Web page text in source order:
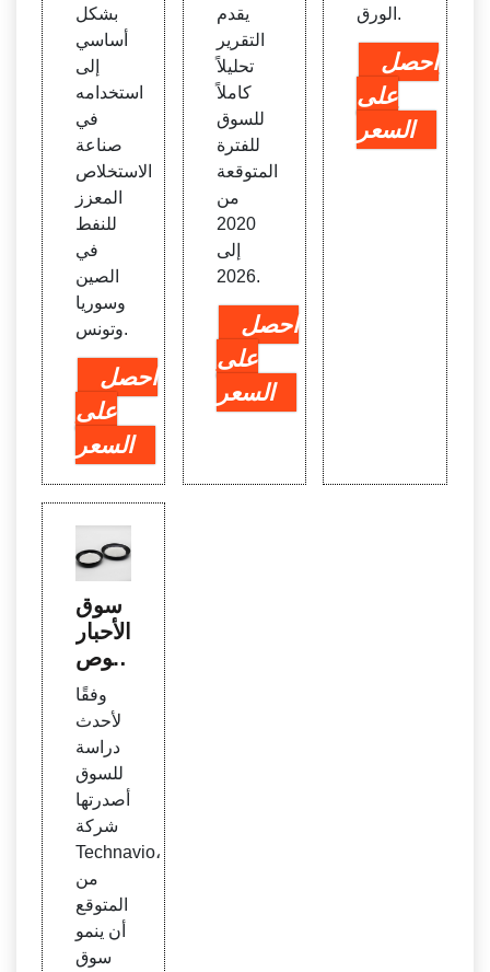
بشكل
أساسي
إلى
استخدامه
في
صناعة
الاستخلاص
المعزز
للنفط
في
الصين
وسوريا
وتونس.
احصل
على
السعر
يقدم
التقرير
تحليلاً
كاملاً
للسوق
للفترة
المتوقعة
من
2020
إلى
2026.
احصل
على
السعر
الورق.
احصل
على
السعر
سوق
الأحبار
الموص
لة العا
لمية
مدفو
عًا بال
طلب
المتزا
يد
وفقًا
لأحدث
دراسة
للسوق
أصدرتها
شركة
Technavio،
من
المتوقع
أن ينمو
سوق